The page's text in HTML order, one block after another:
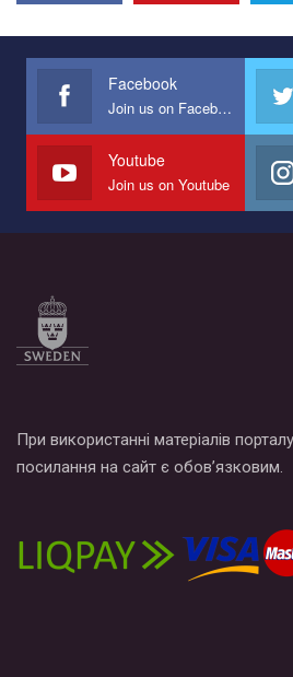
Эмоционально сильный ролик от
представляющий программу
Мы просим вас поддержать нас и
наш план по борьбе с насилием и
СОГИ в Украине.
Все, что вам нужно сделать - это
Facebook
Join us on Facebook
Youtube
Join us on Youtube
При використанні матеріалів
посилання на сайт є обов’язковим.